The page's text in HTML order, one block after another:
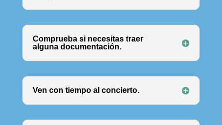
Comprueba si necesitas traer
alguna documentación.
Ven con tiempo al concierto.